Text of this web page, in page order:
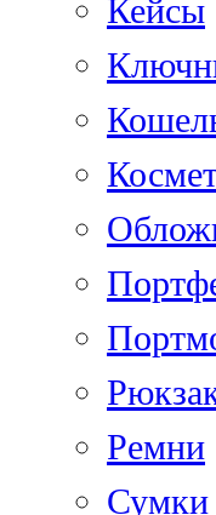
Кейсы
Ремни
Сумки